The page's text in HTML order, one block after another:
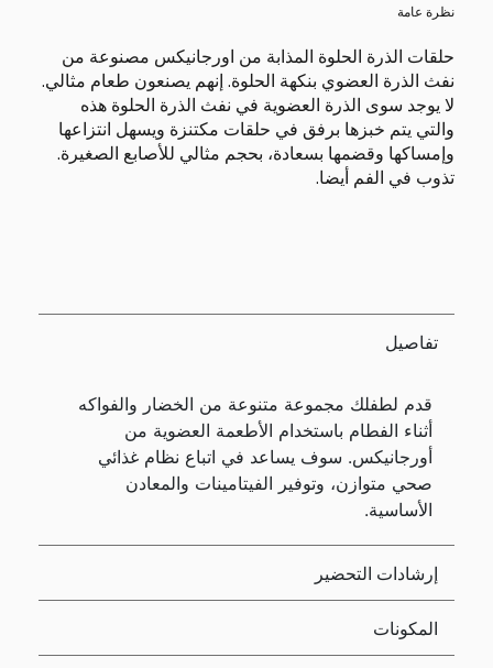
نظرة عامة
حلقات الذرة الحلوة المذابة من اورجانيكس مصنوعة من
نفث الذرة العضوي بنكهة الحلوة. إنهم يصنعون طعام مثالي.
لا يوجد سوى الذرة العضوية في نفث الذرة الحلوة هذه
والتي يتم خبزها برفق في حلقات مكتنزة ويسهل انتزاعها
وإمساكها وقضمها بسعادة، بحجم مثالي للأصابع الصغيرة.
تذوب في الفم أيضا.
تفاصيل
قدم لطفلك مجموعة متنوعة من الخضار والفواكه
أثناء الفطام باستخدام الأطعمة العضوية من
أورجانيكس. سوف يساعد في اتباع نظام غذائي
صحي متوازن، وتوفير الفيتامينات والمعادن
الأساسية.
إرشادات التحضير
المكونات